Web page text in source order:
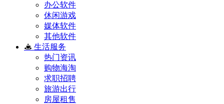
办公软件
休闲游戏
媒体软件
其他软件
生活服务
热门资讯
购物海淘
求职招聘
旅游出行
房屋租售